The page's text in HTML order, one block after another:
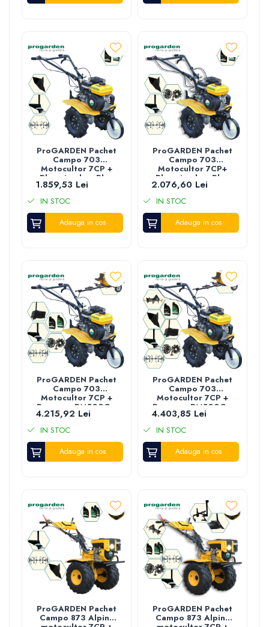
ProGARDEN Pachet
Campo 703
Motocultor 7CP +
Plug simplu + Plug
bilonat/rarita + 2L
Ulei
1.859,53 Lei
IN STOC
Adauga in cos
ProGARDEN Pachet
Campo 703
Motocultor 7CP+
Plug simplu + Plug
bilonat/rarita + 2
roti metalice 350x6
+ 2L Ulei
2.076,60 Lei
IN STOC
Adauga in cos
ProGARDEN Pachet
Campo 703
Motocultor 7CP +
Remorca RM500C +
Plug simplu + Plug
bilonat/rarita + 2
Roti metalice 350x6
+ 2L Ulei
4.215,92 Lei
IN STOC
Adauga in cos
ProGARDEN Pachet
Campo 703
Motocultor 7CP +
Remorca RM500C +
Plug simplu +
2xPlug
bilonat/rarita +
Adaptor + 2 Roti
metalice 350x6 + 2L
Ulei
4.403,85 Lei
IN STOC
Adauga in cos
ProGARDEN Pachet
Campo 873 Alpine
ProGARDEN Pachet
Campo 873 Alpine